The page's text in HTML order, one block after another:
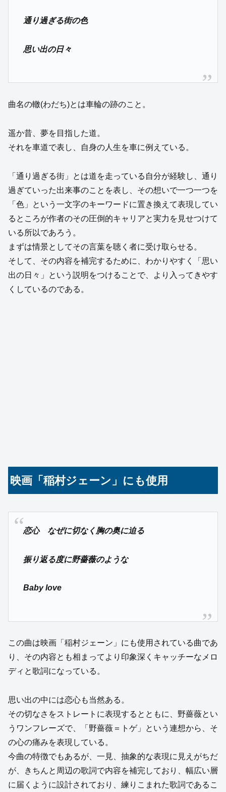
通り過ぎる街の色
思い出の日々
曲名の轍(わだち)とは車輪の跡のこと。
遥か昔、夢を目指した道。
それを車道で表し、自身の人生を車に例えている。
「通り過ぎる街」とは道を走っている自分が経験し、通り
過ぎていった出来事のことを表し、その想いで一つ一つを
「色」という一文字のキーワードに置き換えて表現してい
るところが作者のその圧倒的キャリアと実力を見せつけて
いる所以であろう。
まずは情景としてその言葉を聴く者に受け取らせる。
そして、その内容を補完するために、わかりやすく「思い
出の日々」という説明をつけることで、より入ってきやす
くしているのである。
映画「稲村ジェーン」にも使用
恋心 なぜに切なく胸の奥に迫る
振り返る度に野薔薇のような
Baby love
この曲は映画「稲村ジェーン」にも使用されている曲であ
り、その内容とも相まってより印象深くキャッチーなメロ
ディと歌詞になっている。
思い出の中には恋心も当然ある。
その切なさをストレートに表現するとともに、野薔薇とい
うワンフレーズで、「野薔薇＝トゲ」という連想から、そ
の心の痛みを表現している。
今曲の特徴でもあるが、一見、抽象的な表現に見えがちだ
が、きちんと周辺の歌詞で内容を補完しており、幅広い層
に届くように設計されており、練りこまれた歌詞であるこ